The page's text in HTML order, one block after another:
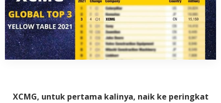
XCMG, untuk pertama kalinya, naik ke peringkat